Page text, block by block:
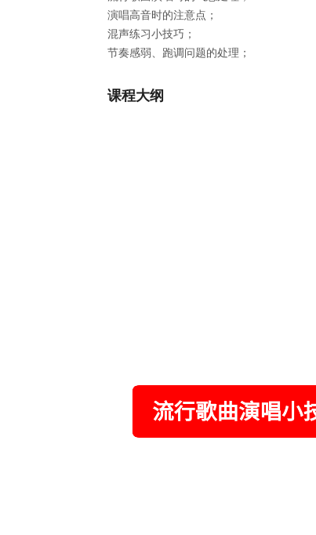
演唱高音时的注意点；
混声练习小技巧；
节奏感弱、跑调问题的处理；
课程大纲